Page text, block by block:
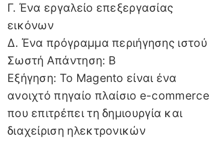
Γ. Ένα εργαλείο επεξεργασίας
εικόνων
Δ. Ένα πρόγραμμα περιήγησης ιστού
Σωστή Απάντηση: Β
Εξήγηση: Το Magento είναι ένα
ανοιχτό πηγαίο πλαίσιο e-commerce
που επιτρέπει τη δημιουργία και
διαχείριση ηλεκτρονικών